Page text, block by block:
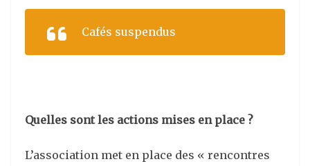
Cafés suspendus
Quelles sont les actions mises en place ?
L’association met en place des « rencontres